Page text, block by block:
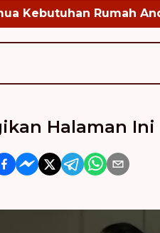
Kebutuhan Rumah
Halaman Ini